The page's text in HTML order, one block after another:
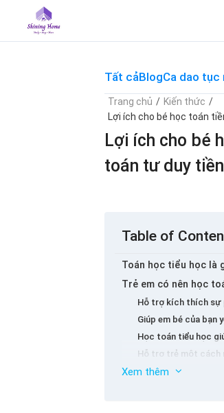
content
Tất cảBlogCa dao tục
Trang chủ / Kiến thức /
Lợi ích cho bé học toán
Lợi ích cho bé
toán tư duy
Table of
Toán học tiểu học là
Trẻ em có nên học
Hỗ trợ kích thích sự
Giúp em bé của bạn
Học toán tiểu học
Hỗ trợ trẻ một cách
Bài tập toán học tiểu
Xem thêm